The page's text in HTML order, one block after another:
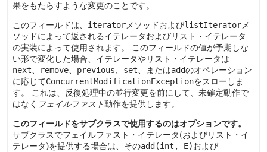
果をもたらすような変更のことです。
このフィールドは、 iterator メソッドおよびlistIterator メ
ソッドによって返されるイテレータおよびリスト・イテレータ
の実装によって使用されます。
このフィールドの値が予期しな
い形で変化した場合、イテレータやリスト・イテレータは
next
remove previous set 、またはaddのオペレーション
に応じてConcurrentModificationExceptionをスローしま
す。
これは、反復処理中の並行変更を前にして、未確定動作で
はなく フェイルファスト動作を提供します。
このフィールドをサブクラスで使用するのはオプションです。
サブクラスでフェイルファスト・イテレータ(およびリスト・イ
テレータ)を提供する場合は、そのadd(int, E)および